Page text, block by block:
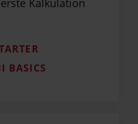
Kalkulation
BASICS